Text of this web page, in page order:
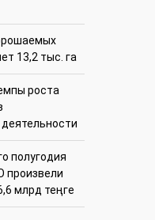
13,2 тыс. га
роста
полугодия
произвели
млрд теңге